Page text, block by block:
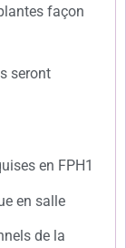
façon
seront
en FPH1
en salle
de la